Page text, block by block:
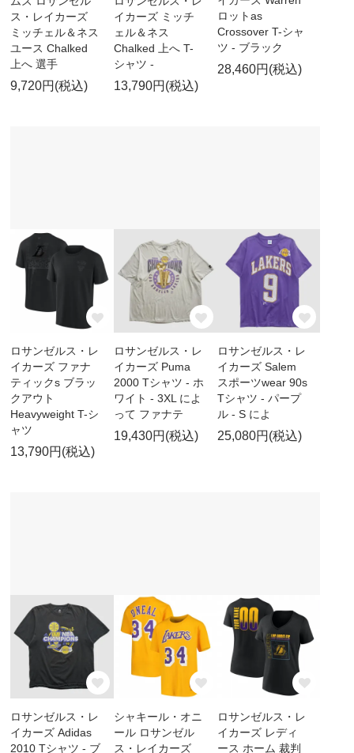
ス・レイカーズ
ミッチェル＆ネス
ユース Chalked
上へ 選手
9,720円(税込)
イカーズ ミッチ
ェル＆ネス
Chalked 上へ T-
シャツ -
13,790円(税込)
ロットas
Crossover T-シャ
ツ - ブラック
28,460円(税込)
ロサンゼルス・レ
イカーズ ファナ
ティックs ブラッ
クアウト
Heavyweight T-シ
ャツ
13,790円(税込)
ロサンゼルス・レ
イカーズ Puma
2000 Tシャツ - ホ
ワイト - 3XL によ
って ファナテ
19,430円(税込)
ロサンゼルス・レ
イカーズ Salem
スポーツwear 90s
Tシャツ - パープ
ル - S によ
25,080円(税込)
ロサンゼルス・レ
イカーズ Adidas
2010 Tシャツ - ブ
シャキール・オニ
ール ロサンゼル
ス・レイカーズ
ロサンゼルス・レ
イカーズ レディ
ース ホーム 裁判